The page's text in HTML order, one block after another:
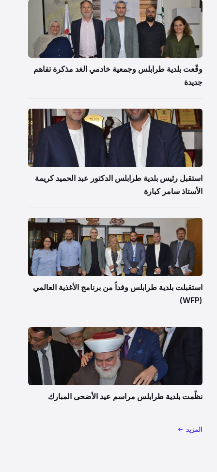
وقّعت بلدية طرابلس وجمعية خادمي الغد مذكرة تفاهم
جديدة
استقبل رئيس بلدية طرابلس الدكتور عبد الحميد كريمة
الأستاذ سامر كبارة
استقبلت بلدية طرابلس وفداً من برنامج الأغذية العالمي
(WFP)
نظّمت بلدية طرابلس مراسم عيد الأضحى المبارك
المزيد